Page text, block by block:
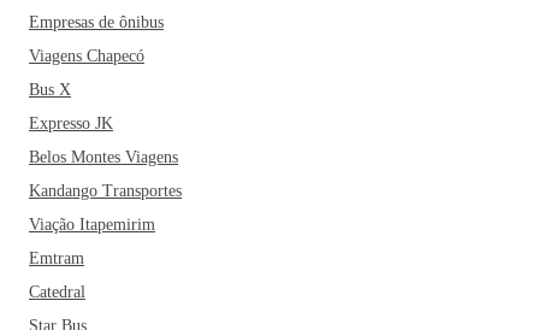
Empresas de ônibus
Viagens Chapecó
Bus X
Expresso JK
Belos Montes Viagens
Kandango Transportes
Viação Itapemirim
Emtram
Catedral
Star Bus